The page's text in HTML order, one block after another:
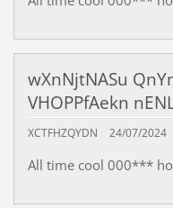
wXnNjtNASu
VHOPPfAekn
XCTFHZQYDN 24/07/2024
All time cool 000***